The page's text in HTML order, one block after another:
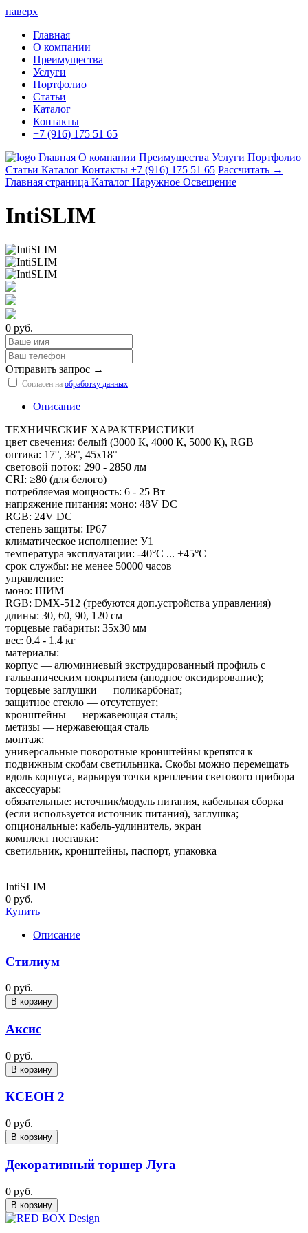
наверх
Главная
О компании
Преимущества
Услуги
Портфолио
Статьи
Каталог
Контакты
+7 (916) 175 51 65
Главная О компании Преимущества Услуги Портфолио
Статьи Каталог Контакты +7 (916) 175 51 65 Рассчитать →
Главная страница Каталог Наружное Освещение
IntiSLIM
0 руб.
Отправить запрос →
Согласен на обработку данных
Описание
ТЕХНИЧЕСКИЕ ХАРАКТЕРИСТИКИ
цвет свечения: белый (3000 К, 4000 К, 5000 К), RGB
оптика: 17°, 38°, 45х18°
световой поток: 290 - 2850 лм
CRI: ≥80 (для белого)
потребляемая мощность: 6 - 25 Вт
напряжение питания: моно: 48V DC
RGB: 24V DC
степень защиты: IP67
климатическое исполнение: У1
температура эксплуатации: -40°С ... +45°С
срок службы: не менее 50000 часов
управление:
моно: ШИМ
RGB: DMX-512 (требуются доп.устройства управления)
длины: 30, 60, 90, 120 см
торцевые габариты: 35х30 мм
вес: 0.4 - 1.4 кг
материалы:
корпус — алюминиевый экструдированный профиль с
гальваническим покрытием (анодное оксидирование);
торцевые заглушки — поликарбонат;
защитное стекло — отсутствует;
кронштейны — нержавеющая сталь;
метизы — нержавеющая сталь
монтаж:
универсальные поворотные кронштейны крепятся к
подвижным скобам светильника. Скобы можно перемещать
вдоль корпуса, варьируя точки крепления светового прибора
аксессуары:
обязательные: источник/модуль питания, кабельная сборка
(если используется источник питания), заглушка;
опциональные: кабель-удлинитель, экран
комплект поставки:
светильник, кронштейны, паспорт, упаковка
IntiSLIM
0 руб.
Купить
Описание
Стилиум
0 руб.
В корзину
Аксис
0 руб.
В корзину
КСЕОН 2
0 руб.
В корзину
Декоративный торшер Луга
0 руб.
В корзину